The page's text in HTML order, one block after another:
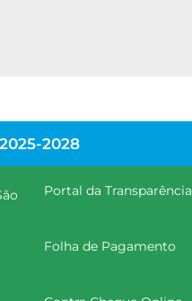
2028
Portal da Transparência
Folha de Pagamento